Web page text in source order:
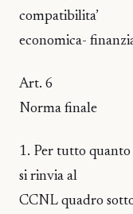
compatibilita’
economica-
Art. 6
Norma finale
1. Per tutto
si rinvia al
CCNL quadro